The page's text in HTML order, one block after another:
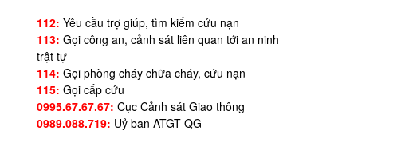
112: Yêu cầu trợ giúp, tìm kiếm cứu nạn
113: Gọi công an, cảnh sát liên quan tới an ninh
trật tự
114: Gọi phòng cháy chữa cháy, cứu nạn
115: Gọi cấp cứu
0995.67.67.67: Cục Cảnh sát Giao thông
0989.088.719: Uỷ ban ATGT QG